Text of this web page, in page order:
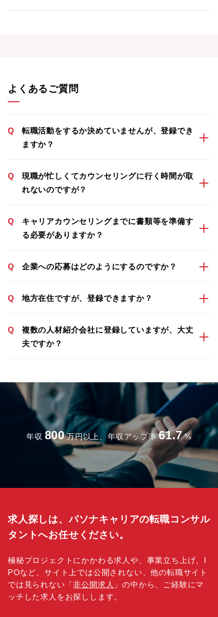
よくあるご質問
Q
転職活動をするか決めていませんが、登録でき
ますか？
Q
現職が忙しくてカウンセリングに行く時間が取
れないのですが？
Q
キャリアカウンセリングまでに書類等を準備す
る必要がありますか？
Q 企業への応募はどのようにするのですか？
Q 地方在住ですが、登録できますか？
Q
複数の人材紹介会社に登録していますが、大丈
夫ですか？
年収 800 万円以上、年収アップ率 61.7 %
求人探しは、パソナキャリアの転職コンサル
タントへお任せください。
極秘プロジェクトにかかわる求人や、事業立ち上げ、I
POなど、サイト上では公開されない、他の転職サイト
では見られない「非公開求人 」の中から、ご経験にマ
ッチした求人をお探しします。